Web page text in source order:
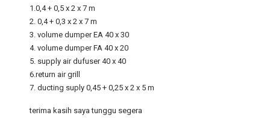
1.0,4 + 0,5 x 2 x 7 m
2. 0,4 + 0,3 x 2 x 7 m
3. volume dumper EA 40 x 30
4. volume dumper FA 40 x 20
5. supply air dufuser 40 x 40
6.return air grill
7. ducting suply 0,45 + 0,25 x 2 x 5 m
terima kasih saya tunggu segera